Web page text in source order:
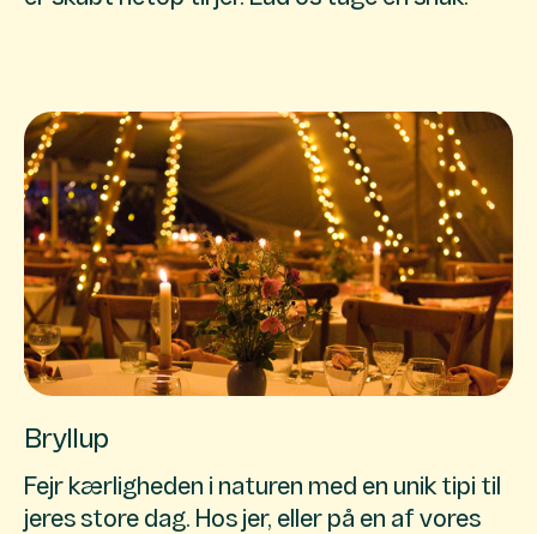
Bryllup
Fejr kærligheden i naturen med en unik tipi til
jeres store dag. Hos jer, eller på en af vores